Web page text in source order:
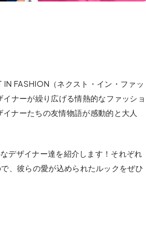
FASHION（ネクスト・イン・ファッ
ナーが繰り広げる情熱的なファッショ
ナーたちの友情物語が感動的と大人
デザイナー達を紹介します！それぞれ
、彼らの愛が込められたルックをぜひ